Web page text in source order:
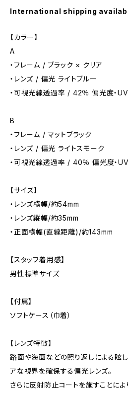
International shipping
【カラー】
A
・フレーム / ブラック × クリア
・レンズ / 偏光 ライトブルー
・可視光線透過率 / 42％ 偏光度・
B
・フレーム / マットブラック
・レンズ / 偏光 ライトスモーク
・可視光線透過率 / 40％ 偏光度・
【サイズ】
・レンズ横幅/約54mm
・レンズ縦幅/約35mm
・正面横幅(直線距離)/約143mm
【スタッフ着用感】
男性標準サイズ
【付属】
ソフトケース（巾着）
【レンズ特徴】
路面や海面などの照り返しによる眩し
アな視界を確保する偏光レンズ。
さらに反射防止コートを施すことによ